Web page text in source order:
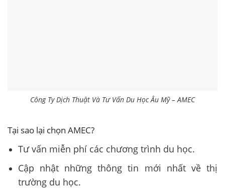
Công Ty Dịch Thuật Và Tư Vấn Du Học Âu Mỹ – AMEC
Tại sao lại chọn AMEC?
Tư vấn miễn phí các chương trình du học.
Cập nhật những thông tin mới nhất về thị
trường du học.